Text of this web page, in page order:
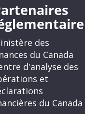
des
du Canada
d'analyse des
et
du Canada